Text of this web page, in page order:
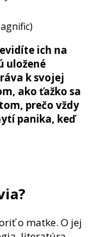
ich na
uložené
k svojej
ako ťažko sa
prečo vždy
panika, keď
o matke. O jej